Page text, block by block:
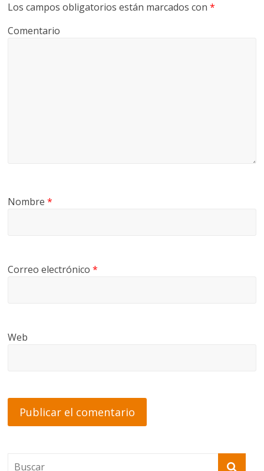
Los campos obligatorios están marcados con*
Comentario
Nombre*
Correo electrónico*
Web